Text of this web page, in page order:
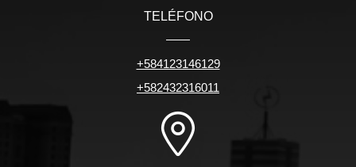
TELÉFONO
+584123146129
+582432316011